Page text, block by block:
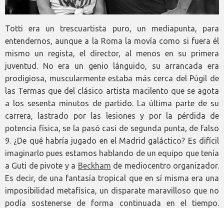
Totti era un trescuartista puro, un mediapunta, para
entendernos, aunque a la Roma la movía como si fuera él
mismo un regista, el director, al menos en su primera
juventud. No era un genio lánguido, su arrancada era
prodigiosa, muscularmente estaba más cerca del Púgil de
las Termas que del clásico artista macilento que se agota
a los sesenta minutos de partido. La última parte de su
carrera, lastrado por las lesiones y por la pérdida de
potencia física, se la pasó casi de segunda punta, de falso
9. ¿De qué habría jugado en el Madrid galáctico? Es difícil
imaginarlo pues estamos hablando de un equipo que tenía
a Guti de pivote y a Beckham de mediocentro organizador.
Es decir, de una fantasía tropical que en sí misma era una
imposibilidad metafísica, un disparate maravilloso que no
podía sostenerse de forma continuada en el tiempo.